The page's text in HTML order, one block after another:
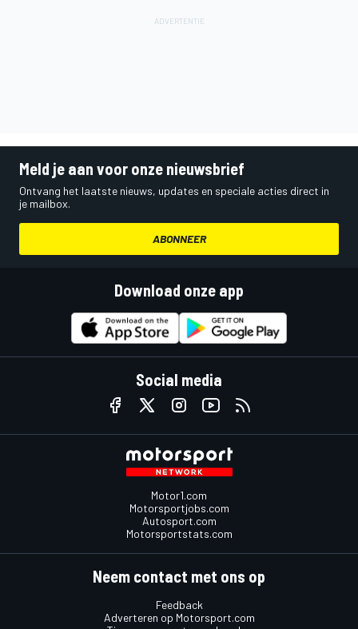
Meld je aan voor onze nieuwsbrief
Ontvang het laatste nieuws, updates en speciale acties direct in
je mailbox.
ABONNEER
Download onze app
Social media
Motor1.com
Motorsportjobs.com
Autosport.com
Motorsportstats.com
Neem contact met ons op
Feedback
Adverteren op Motorsport.com